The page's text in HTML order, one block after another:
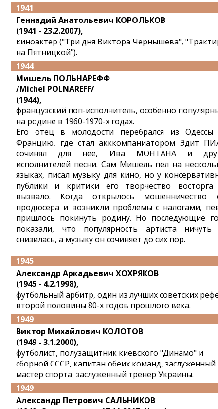
1941
Геннадий Анатольевич КОРОЛЬКОВ
(1941 - 23.2.2007),
киноактер ("Три дня Виктора Чернышева",
на Пятницкой").
1944
Мишель ПОЛЬНАРЕФФ
/Michel POLNAREFF/
(1944),
французский поп-исполнитель, особенно
на родине в 1960-1970-х годах.
Его отец в молодости перебрался из
Францию, где стал акккомпаниатором Эдит
сочинял для нее, Ива МОНТАНА и
исполнителей песни. Сам Мишель пел на
языках, писал музыку для кино, но у
публики и критики его творчество
вызвало. Когда открылось мошенничество
продюсера и возникли проблемы с налогами,
пришлось покинуть родину. Но последующие
показали, что популярность артиста
снизилась, а музыку он сочиняет до сих пор.
1945
Александр Аркадьевич ХОХРЯКОВ
(1945 - 4.2.1998),
футбольный арбитр, один из лучших советских
второй половины 80-х годов прошлого века.
1949
Виктор Михайлович КОЛОТОВ
(1949 - 3.1.2000),
футболист, полузащитник киевского "Динамо" и
сборной СССР, капитан обеих команд, заслуженный
мастер спорта, заслуженный тренер Украины.
1949
Александр Петрович САЛЬНИКОВ